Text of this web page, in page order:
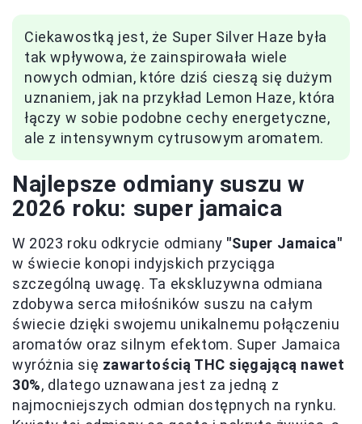
Ciekawostką jest, że Super Silver Haze była
tak wpływowa, że zainspirowała wiele
nowych odmian, które dziś cieszą się dużym
uznaniem, jak na przykład Lemon Haze, która
łączy w sobie podobne cechy energetyczne,
ale z intensywnym cytrusowym aromatem.
Najlepsze odmiany suszu w
2026 roku: super jamaica
W 2023 roku odkrycie odmiany "Super Jamaica"
w świecie konopi indyjskich przyciąga
szczególną uwagę. Ta ekskluzywna odmiana
zdobywa serca miłośników suszu na całym
świecie dzięki swojemu unikalnemu połączeniu
aromatów oraz silnym efektom. Super Jamaica
wyróżnia się zawartością THC sięgającą nawet
30%, dlatego uznawana jest za jedną z
najmocniejszych odmian dostępnych na rynku.